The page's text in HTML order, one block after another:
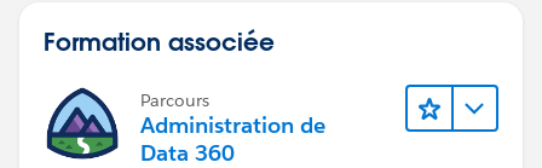
Formation associée
Parcours
Administration de
Data 360